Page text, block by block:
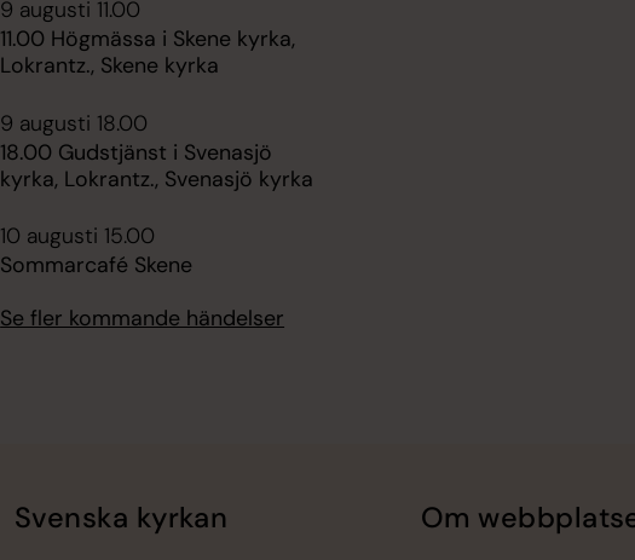
9 augusti 11.00
11.00 Högmässa i Skene kyrka,
Lokrantz., Skene kyrka
9 augusti 18.00
18.00 Gudstjänst i Svenasjö
kyrka, Lokrantz., Svenasjö kyrka
10 augusti 15.00
Sommarcafé Skene
Se fler kommande händelser
Svenska kyrkan Om